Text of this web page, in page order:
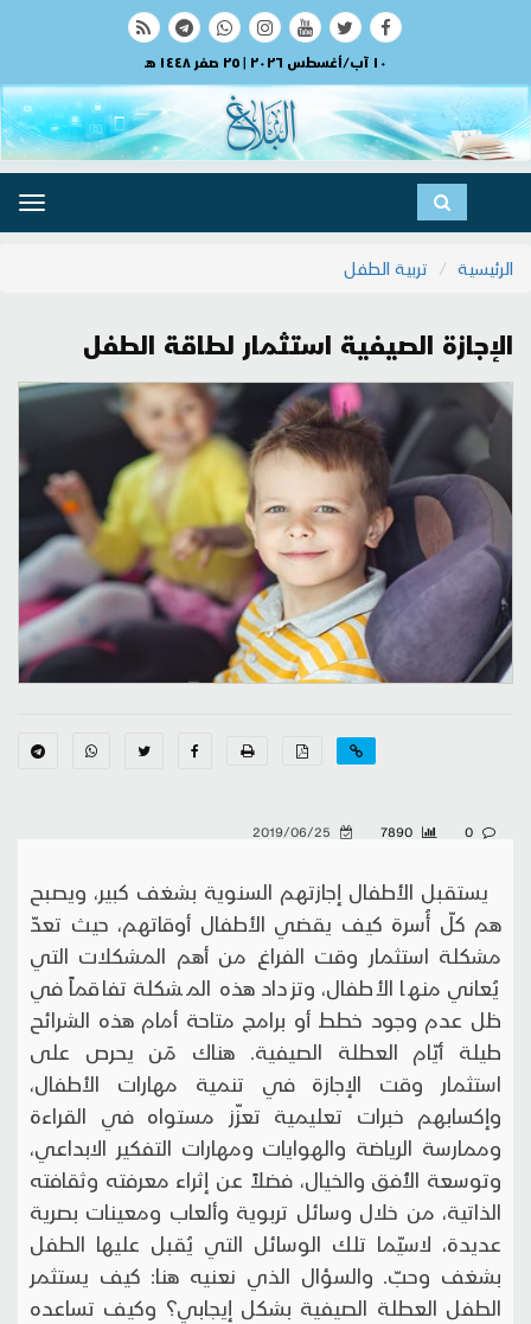
١٠ آب/أغسطس ٢٠٢٦ | ٢٥ صفر ١٤٤٨ هـ
الرئيسية
تربية الطفل
الإجازة الصيفية استثمار لطاقة الطفل
يستقبل الأطفال إجازتهم السنوية بشغف كبير، ويصبح
هم كلّ أُسرة كيف يقضي الأطفال أوقاتهم، حيث تعدّ
مشكلة استثمار وقت الفراغ من أهم المشكلات التي
يُعاني منها الأطفال، وتزداد هذه المشكلة تفاقماً في
ظل عدم وجود خطط أو برامج متاحة أمام هذه الشرائح
طيلة أيّام العطلة الصيفية. هناك مَن يحرص على
استثمار وقت الإجازة في تنمية مهارات الأطفال،
وإكسابهم خبرات تعليمية تعزّز مستواه في القراءة
وممارسة الرياضة والهوايات ومهارات التفكير الابداعي،
وتوسعة الأُفق والخيال، فضلاً عن إثراء معرفته وثقافته
الذاتية، من خلال وسائل تربوية وألعاب ومعينات بصرية
عديدة، لاسيّما تلك الوسائل التي يُقبل عليها الطفل
بشغف وحبّ. والسؤال الذي نعنيه هنا: كيف يستثمر
الطفل العطلة الصيفية بشكل إيجابي؟ وكيف تساعده